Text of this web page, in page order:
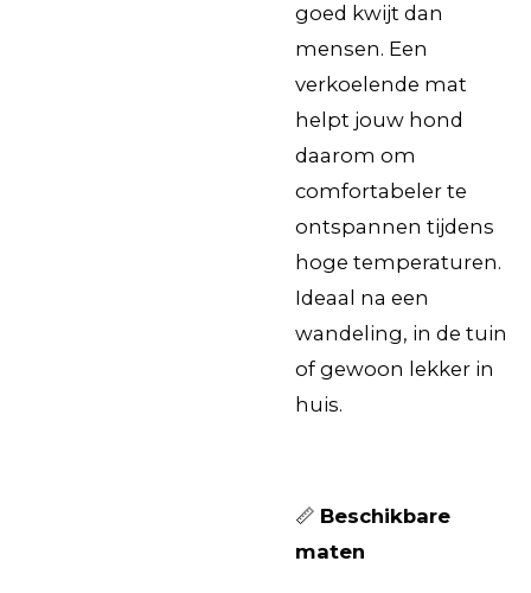
goed kwijt dan
mensen. Een
verkoelende mat
helpt jouw hond
daarom om
comfortabeler te
ontspannen tijdens
hoge temperaturen.
Ideaal na een
wandeling, in de tuin
of gewoon lekker in
huis.
📏 Beschikbare
maten